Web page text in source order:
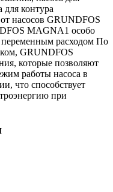
для контура
насосов GRUNDFOS
MAGNA1 особо
переменным расходом По
GRUNDFOS
которые позволяют
работы насоса в
что способствует
при